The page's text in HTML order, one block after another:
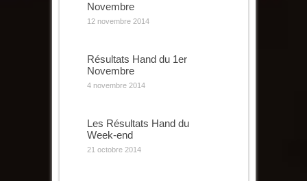
Novembre
12 novembre 2014
Résultats Hand du 1er
Novembre
4 novembre 2014
Les Résultats Hand du
Week-end
21 octobre 2014